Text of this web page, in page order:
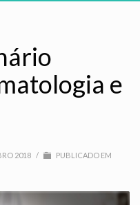
e
2018 /
PUBLICADO EM